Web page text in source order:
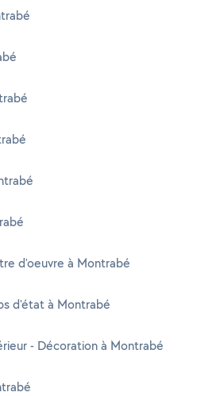
d'oeuvre à Montrabé
d'état à Montrabé
- Décoration à Montrabé